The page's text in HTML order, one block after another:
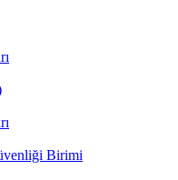
Birimi